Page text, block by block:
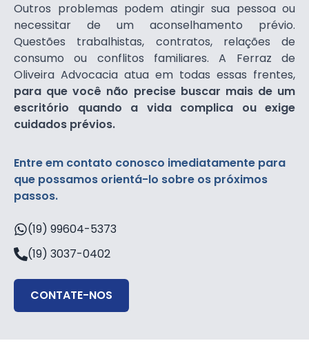
Outros problemas podem atingir sua pessoa ou
necessitar de um aconselhamento prévio.
Questões trabalhistas, contratos, relações de
consumo ou conflitos familiares. A Ferraz de
Oliveira Advocacia atua em todas essas frentes,
para que você não precise buscar mais de um
escritório quando a vida complica ou exige
cuidados prévios.
Entre em contato conosco imediatamente para
que possamos orientá-lo sobre os próximos
passos.
(19) 99604-5373
(19) 3037-0402
CONTATE-NOS